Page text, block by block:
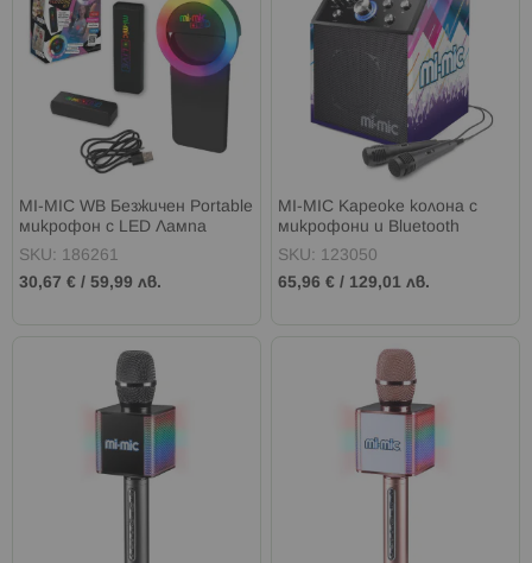
MI-MIC WB Безжичен Portable
микрофон с LED Лампа
SKU: 186261
30,67 € / 59,99 лв.
MI-MIC Кареоке колона с
микрофони и Bluetooth
SKU: 123050
65,96 € / 129,01 лв.